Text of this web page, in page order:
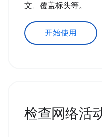
文、覆盖标头等。
开始使用
检查网络活